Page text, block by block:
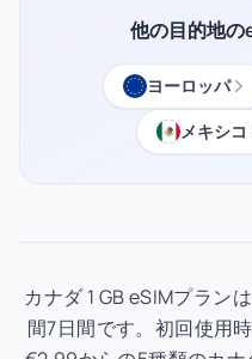
他の目的地
ヨーロッパ
メキシコ
カナダ 1 GB eSIMプラ
間7日間です。初回使用